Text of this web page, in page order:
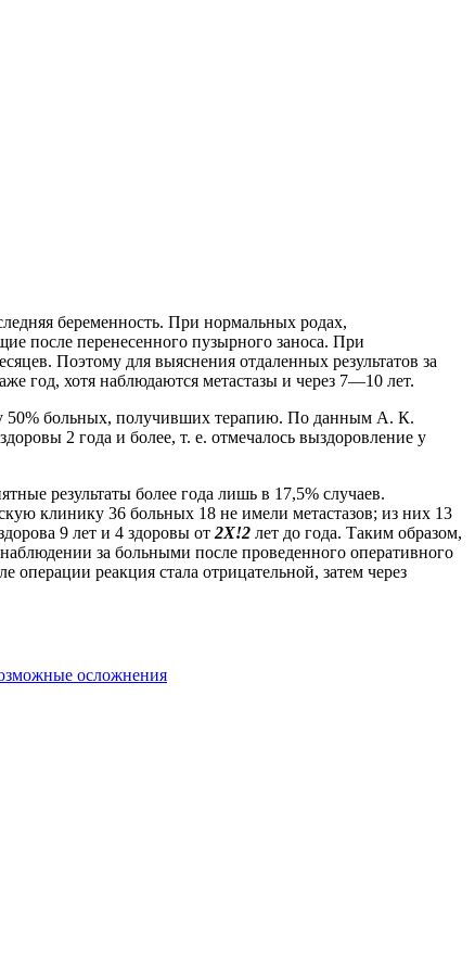
беременность. При нормальных родах,
после перенесенного пузырного заноса. При
Поэтому для выяснения отдаленных результатов за
год, хотя наблюдаются метастазы и через 7—10 лет.
у 50% больных, получивших терапию. По данным А. К.
2 года и более, т. е. отмечалось выздоровление у
результаты более года лишь в 17,5% случаев.
клинику 36 больных 18 не имели метастазов; из них 13
9 лет и 4 здоровы от 2Х!2 лет до года. Таким образом,
за больными после проведенного оперативного
реакция стала отрицательной, затем через
осложнения